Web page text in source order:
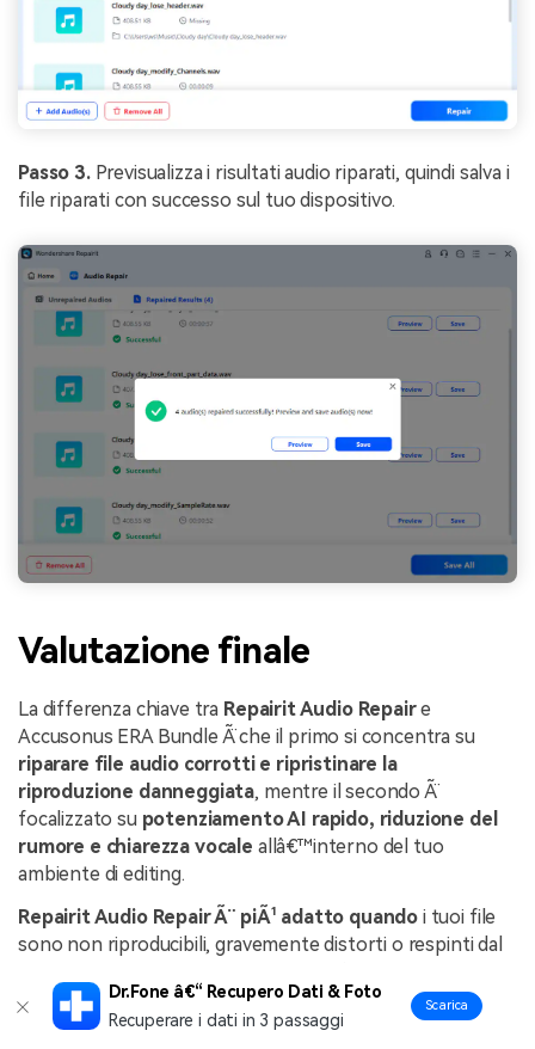
Passo 3.Previsualizza i risultati audio riparati, quindi salva i
file riparati con successo sul tuo dispositivo.
Valutazione finale
La differenza chiave tra Repairit Audio Repaire
Accusonus ERA Bundle Ã¨ che il primo si concentra su
riparare file audio corrotti e ripristinare la
riproduzione danneggiata, mentre il secondo Ã¨
focalizzato su potenziamento AI rapido, riduzione del
rumore e chiarezza vocale allâ€™interno del tuo
ambiente di editing.
Repairit Audio Repair Ã¨ piÃ¹ adatto quando i tuoi file
sono non riproducibili, gravemente distorti o respinti dal
riparazione. Fornisce un workflow standalone e guidato
che cerca di sistemare i problemi strutturali cosÃ¬ puoi
Dr.Fone â€“ Recupero Dati & Foto
Recuperare i dati in 3 passaggi
Scarica